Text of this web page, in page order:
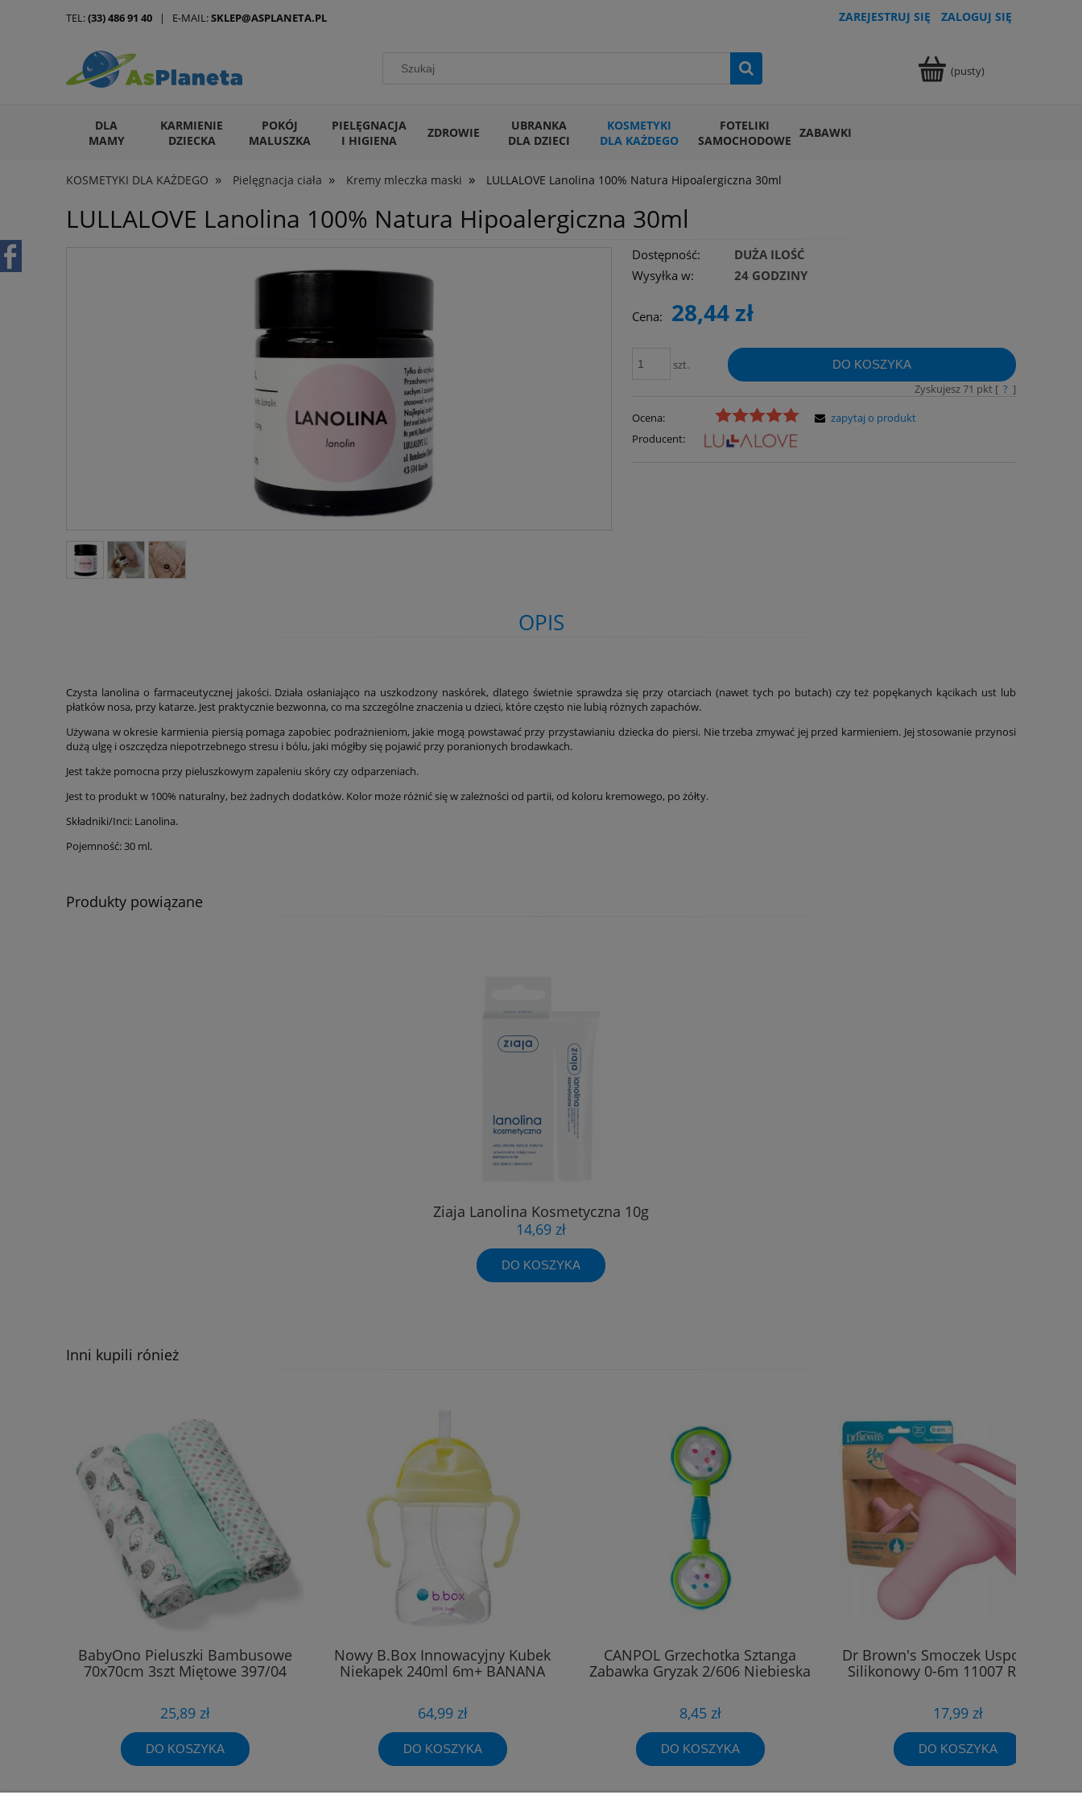
ZAREJESTRUJ SIĘ ZALOGUJ SIĘ
(pusty)
DLA
MAMY
KARMIENIE
DZIECKA
POKÓJ
MALUSZKA
PIELĘGNACJA
I HIGIENA
ZDROWIE
UBRANKA
DLA DZIECI
KOSMETYKI
DLA KAŻDEGO
FOTELIKI
SAMOCHODOWE ZABAWKI
ARTYKUŁY DLA ZWIERZĄT
KOSMETYKI DLA KAŻDEGO » Pielęgnacja ciała » Kremy mleczka maski » LULLALOVE Lanolina 100% Natura Hipoalergiczna 30ml
TEL:(33) 486 91 40 | E-MAIL:SKLEP@ASPLANETA.PL
LULLALOVE Lanolina 100% Natura Hipoalergiczna 30ml
Dostępność:
DUŻA ILOŚĆ
Wysyłka w:
24 GODZINY
Cena: 28,44 zł
szt. DO KOSZYKA
Zyskujesz71 pkt [ ? ]
Ocena:
Producent:
zapytaj o produkt
OPIS
Czysta lanolina o farmaceutycznej jakości. Działa osłaniająco na uszkodzony naskórek, dlatego świetnie sprawdza się przy otarciach (nawet tych po butach) czy też popękanych kącikach ust lub
płatków nosa, przy katarze. Jest praktycznie bezwonna, co ma szczególne znaczenia u dzieci, które często nie lubią różnych zapachów.
Używana w okresie karmienia piersią pomaga zapobiec podrażnieniom, jakie mogą powstawać przy przystawianiu dziecka do piersi. Nie trzeba zmywać jej przed karmieniem. Jej stosowanie przynosi
dużą ulgę i oszczędza niepotrzebnego stresu i bólu, jaki mógłby się pojawić przy poranionych brodawkach.
Jest także pomocna przy pieluszkowym zapaleniu skóry czy odparzeniach.
Jest to produkt w 100% naturalny, beż żadnych dodatków. Kolor może różnić się w zależności od partii, od koloru kremowego, po żółty.
Składniki/Inci: Lanolina.
Pojemność: 30 ml.
Produkty powiązane
Ziaja Lanolina Kosmetyczna 10g
14,69 zł
DO KOSZYKA
Inni kupili rónież
BabyOno Pieluszki Bambusowe
70x70cm 3szt Miętowe 397/04
25,89 zł
DO KOSZYKA
Nowy B.Box Innowacyjny Kubek
Niekapek 240ml 6m+ BANANA
64,99 zł
DO KOSZYKA
CANPOL Grzechotka Sztanga
Zabawka Gryzak 2/606 Niebieska
8,45 zł
DO KOSZYKA
Dr Brown's Smoczek Uspokajający
Silikonowy 0-6m 11007 RÓŻOWY
17,99 zł
DO KOSZYKA